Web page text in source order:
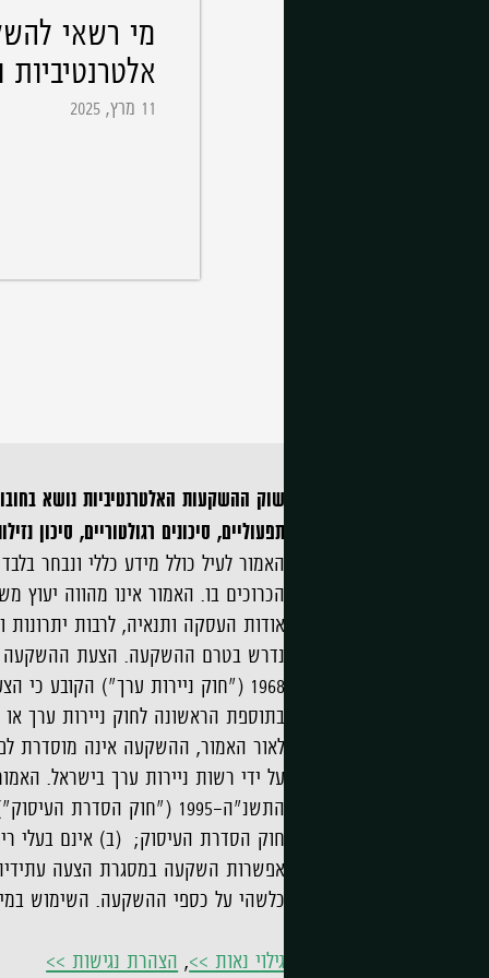
מי רשאי
אלטרנטיביות
11 מרץ, 2025
שוק ההשקעות האלטרנטיביות נושא
תפעוליים, סיכונים רגולטוריים, סיכון
האמור לעיל כולל מידע כללי ונבחר
הכרוכים בו. האמור אינו מהווה
אודות העסקה ותנאיה, לרבות יתרונות
נדרש בטרם ההשקעה. הצעת ההשקעה
על ידי רשות ניירות ערך בישראל.
התשנ"ה-1995 ("חוק
חוק הסדרת העיסוק; (ב) אינם בעלי
אפשרות השקעה במסגרת הצעה
כלשהי על כספי ההשקעה. השימוש
גילוי נאות >>, הצהרת נגישות >>